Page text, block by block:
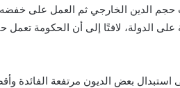
حجم الدين الخارجي ثم العمل على خفضه
الدولة، لافتًا إلى أن الحكومة تعمل
استبدال بعض الديون مرتفعة الفائدة